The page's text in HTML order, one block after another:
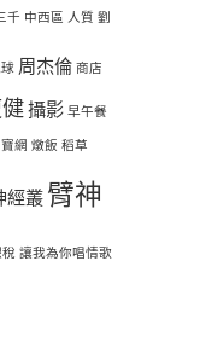
千 中西區 人質 劉
周杰倫 商店
攝影 早午餐
網 燉飯 稻草
經叢 臂神
讓我為你唱情歌